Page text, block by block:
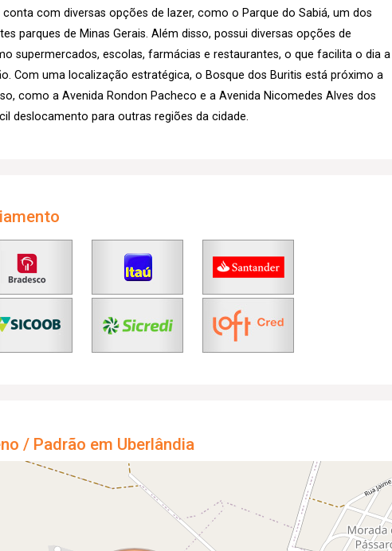
com diversas opções de lazer, como o Parque do Sabiá, um dos
parques de Minas Gerais. Além disso, possui diversas opções de
supermercados, escolas, farmácias e restaurantes, o que facilita o dia a
Com uma localização estratégica, o Bosque dos Buritis está próximo a
como a Avenida Rondon Pacheco e a Avenida Nicomedes Alves dos
deslocamento para outras regiões da cidade.
/ Padrão em Uberlândia